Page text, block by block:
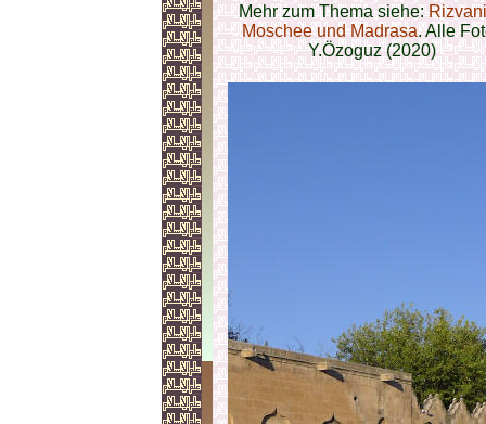
Mehr zum Thema siehe:
Moschee und Madrasa. Alle
Y.Özoguz (2020)